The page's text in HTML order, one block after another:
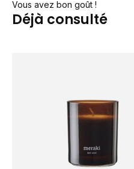
Vous avez bon goût !
Déjà consulté